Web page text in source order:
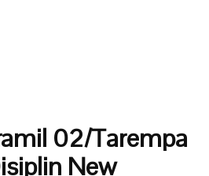
02/Tarempa
New